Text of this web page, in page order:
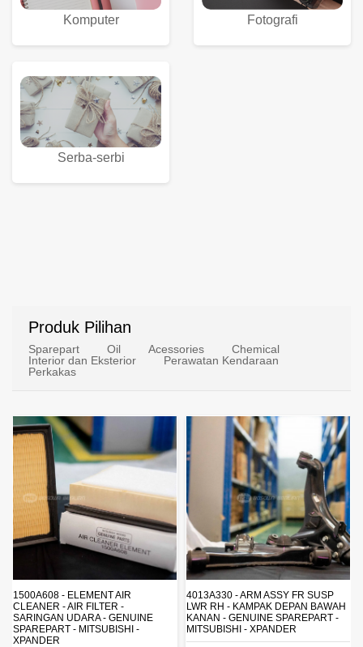
Komputer Fotografi
Serba-serbi
Produk Pilihan
Sparepart Oil Acessories
Chemical
Interior dan Eksterior
Perawatan Kendaraan
Perkakas
4013A330 - ARM ASSY FR SUSP
LWR RH - KAMPAK DEPAN BAWAH
KANAN - GENUINE SPAREPART -
MITSUBISHI - XPANDER
4162A413 - SHOCK ABSORBER RR
SUSP - SUSPENSI BELAKANG -
SHOCKBREAKER BELAKANG -
GENUINE SPAREPART -
MITSUBISHI - XPANDER